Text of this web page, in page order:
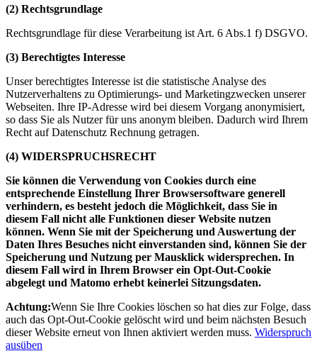
(2) Rechtsgrundlage
Rechtsgrundlage für diese Verarbeitung ist Art. 6 Abs.1 f) DSGVO.
(3) Berechtigtes Interesse
Unser berechtigtes Interesse ist die statistische Analyse des
Nutzerverhaltens zu Optimierungs- und Marketingzwecken unserer
Webseiten. Ihre IP-Adresse wird bei diesem Vorgang anonymisiert,
so dass Sie als Nutzer für uns anonym bleiben. Dadurch wird Ihrem
Recht auf Datenschutz Rechnung getragen.
(4) WIDERSPRUCHSRECHT
Sie können die Verwendung von Cookies durch eine
entsprechende Einstellung Ihrer Browsersoftware generell
verhindern, es besteht jedoch die Möglichkeit, dass Sie in
diesem Fall nicht alle Funktionen dieser Website nutzen
können. Wenn Sie mit der Speicherung und Auswertung der
Daten Ihres Besuches nicht einverstanden sind, können Sie der
Speicherung und Nutzung per Mausklick widersprechen. In
diesem Fall wird in Ihrem Browser ein Opt-Out-Cookie
abgelegt und Matomo erhebt keinerlei Sitzungsdaten.
Achtung:Wenn Sie Ihre Cookies löschen so hat dies zur Folge, dass
auch das Opt-Out-Cookie gelöscht wird und beim nächsten Besuch
dieser Website erneut von Ihnen aktiviert werden muss. Widerspruch
ausüben